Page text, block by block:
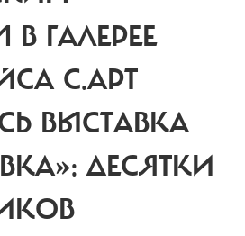
ГАЛЕРЕЕ
С.АРТ
ВЫСТАВКА
ДЕСЯТКИ